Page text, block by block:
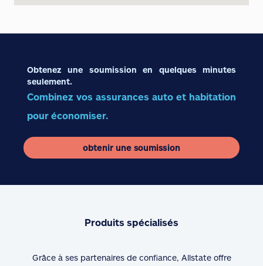
Obtenez une soumission en quelques minutes
seulement.
Combinez vos assurances auto et habitation
pour économiser.
obtenir une soumission
Produits spécialisés
Grâce à ses partenaires de confiance, Allstate offre